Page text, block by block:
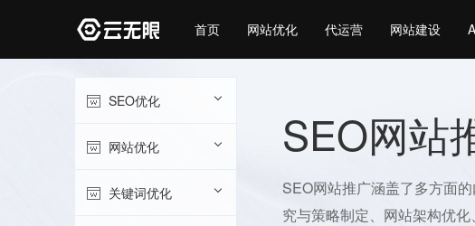
首页 网站优化 代运营 网站建设
SEO网站
SEO网站推广涵盖了多方面
究与策略制定、网站架构优
SEO优化
网站优化
关键词优化